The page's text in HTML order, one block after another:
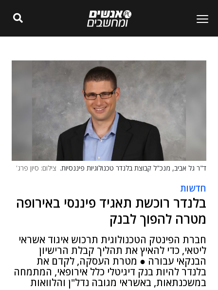
ד"ר גל אביב, מנכ"ל קבוצת בלנדר טכנולוגיות פיננסיות. צילום: סיון פרג'
חדשות
בלנדר רוכשת תאגיד פיננסי באירופה
מטרה להפוך לבנק
חברת הפינטק הטכנולוגית תרכוש איגוד אשראי
ליטאי, כדי להאיץ את תהליך קבלת הרישיון
הבנקאי עבורה ● מטרת העסקה, לקדם את
בלנדר להיות בנק דיגיטלי כלל אירופאי, המתמחה
במשכנתאות, באשראי מגובה נדל"ן והלוואות